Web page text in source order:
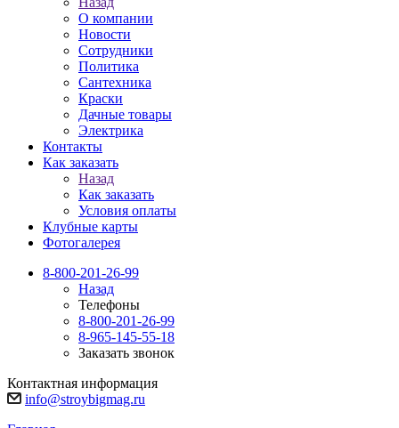
О компании
Новости
Сотрудники
Политика
Сантехника
Краски
Дачные товары
Электрика
Контакты
Как заказать
Назад
Как заказать
Условия оплаты
Клубные карты
Фотогалерея
8-800-201-26-99
Назад
Телефоны
8-800-201-26-99
8-965-145-55-18
Заказать звонок
Контактная информация
info@stroybigmag.ru